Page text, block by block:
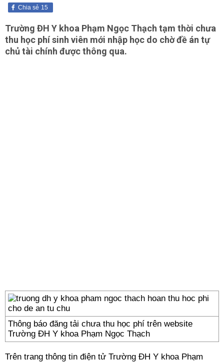
15
Chia sẻ
Trường ĐH Y khoa Phạm Ngọc Thạch tạm thời chưa
thu học phí sinh viên mới nhập học do chờ đề án tự
chủ tài chính được thông qua.
Thông báo đăng tải chưa thu học phí trên website
Trường ĐH Y khoa Phạm Ngọc Thạch
Trên trang thông tin điện tử Trường ĐH Y khoa Phạm